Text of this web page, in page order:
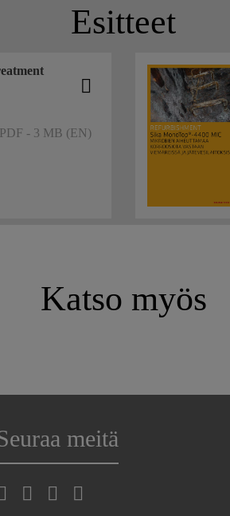
Esitteet
PDF - 3 MB (EN)
Katso myös
meitä